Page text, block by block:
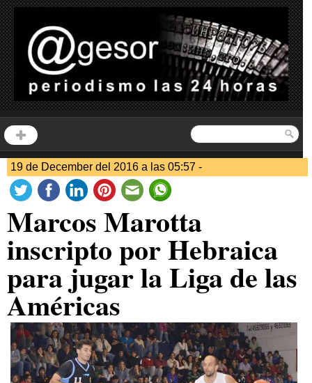
19 de December del 2016 a las 05:57 -
Marcos Marotta
inscripto por Hebraica
para jugar la Liga de las
Américas